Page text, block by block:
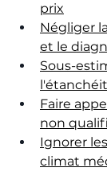
prix
Négliger
et le
Sous-
Faire
non
Ignorer
climat